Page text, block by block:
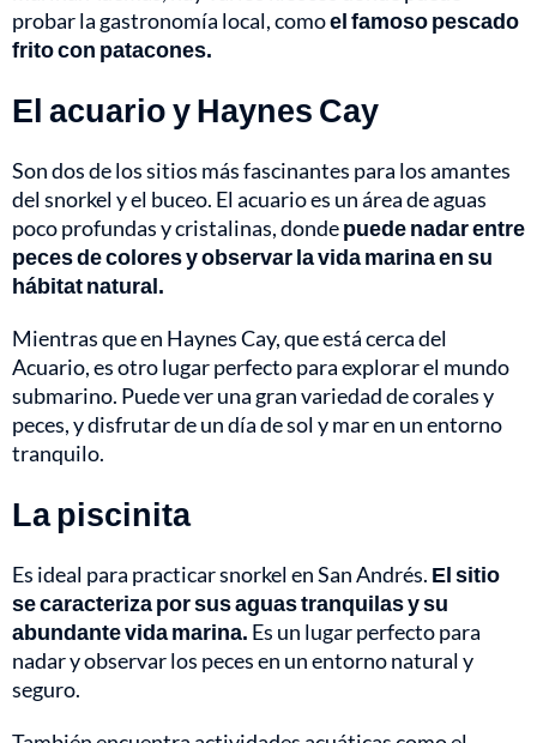
probar la gastronomía local, comoel famoso pescado
frito con patacones.
El acuario y Haynes Cay
Son dos de los sitios más fascinantes para los amantes
del snorkel y el buceo. El acuario es un área de aguas
poco profundas y cristalinas, dondepuede nadar entre
peces de colores y observar la vida marina en su
hábitat natural.
Mientras que en Haynes Cay, que está cerca del
Acuario, es otro lugar perfecto para explorar el mundo
submarino. Puede ver una gran variedad de corales y
peces, y disfrutar de un día de sol y mar en un entorno
tranquilo.
La piscinita
Es ideal para practicar snorkel en San Andrés. El sitio
se caracteriza por sus aguas tranquilas y su
abundante vida marina. Es un lugar perfecto para
nadar y observar los peces en un entorno natural y
seguro.